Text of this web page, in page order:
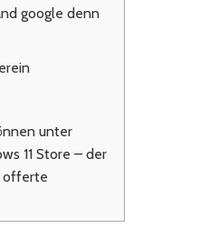
google denn
unter
11 Store – der
offerte